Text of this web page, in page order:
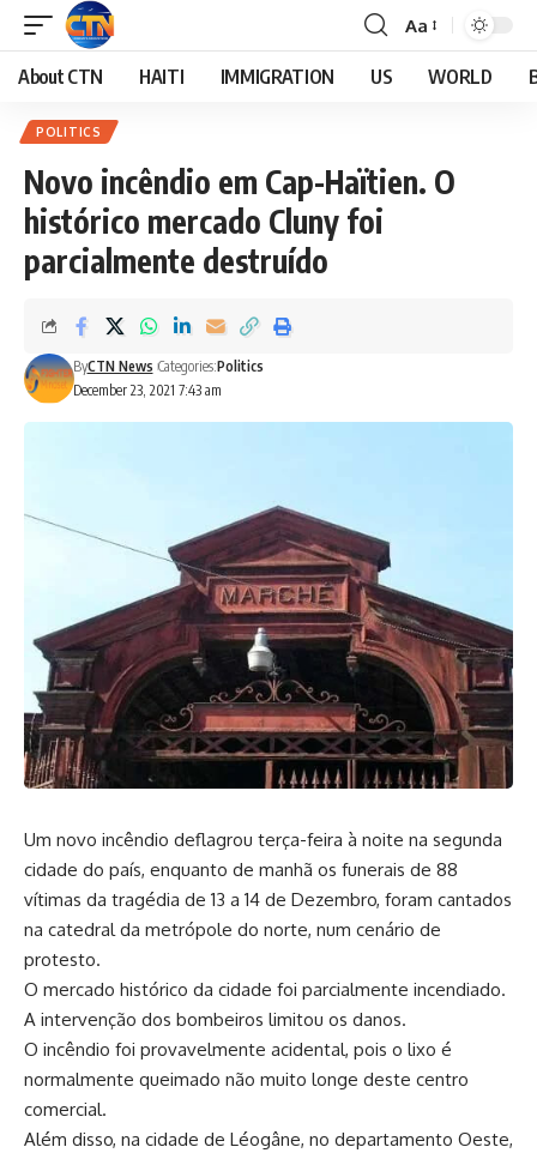
Aa
About CTN HAITI IMMIGRATION US WORLD
POLITICS
Novo incêndio em Cap-Haïtien. O
histórico mercado Cluny foi
parcialmente destruído
December 23, 2021 7:43 am
ByCTN News Categories:Politics
Um novo incêndio deflagrou terça-feira à noite na segunda
cidade do país, enquanto de manhã os funerais de 88
vítimas da tragédia de 13 a 14 de Dezembro, foram cantados
na catedral da metrópole do norte, num cenário de
protesto.
O mercado histórico da cidade foi parcialmente incendiado.
A intervenção dos bombeiros limitou os danos.
O incêndio foi provavelmente acidental, pois o lixo é
normalmente queimado não muito longe deste centro
comercial.
Além disso, na cidade de Léogâne, no departamento Oeste,